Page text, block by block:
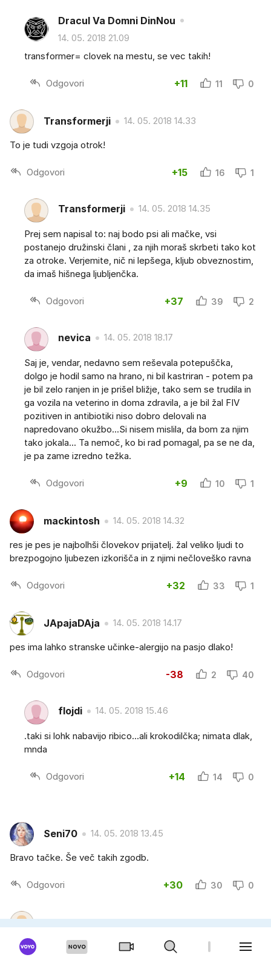
Dracul Va Domni DinNou
14. 05. 2018 21.09
transformer= clovek na mestu, se vec takih!
Odgovori +11 11 0
Transformerji 14. 05. 2018 14.33
To je tudi vzgoja otrok!
Odgovori +15 16 1
Transformerji 14. 05. 2018 14.35
Prej sem napisal to: naj bodo psi ali mačke, vsi
postanejo družinski člani , za njih moraš skrbeti tako kot
za otroke. Verjemite, nič ni lepšega, kljub obveznostim,
da imaš hišnega ljubljenčka.
Odgovori +37 39 2
nevica 14. 05. 2018 18.17
Saj je, vendar, nedavno sem reševala potepuščka,
dolgo je hodil samo na hrano, ni bil kastriran - potem pa
je bil zelo ranjen in je prišel bližje, tako sem se trudila in
ga vozila na veterino in doma zdravila, a je bil žal FIV
pozitiven in antibiotiki niso dobro delovali na
napredovano okužbo...Si nisem mislila, da bom za njim
tako jokala... Ta nemoč, ko bi rad pomagal, pa se ne da,
je pa zame izredno težka.
Odgovori +9 10 1
mackintosh 14. 05. 2018 14.32
res je pes je najbolhši človekov prijatelj. žal veliko ljudi to
brezpogojno ljubezen izkorišča in z njimi nečloveško ravna
Odgovori +32 33 1
JApajaDAja 14. 05. 2018 14.17
pes ima lahko stranske učinke-alergijo na pasjo dlako!
Odgovori -38 2 40
flojdi 14. 05. 2018 15.46
.taki si lohk nabavijo ribico...ali krokodilčka; nimata dlak,
mnda
Odgovori +14 14 0
Seni70 14. 05. 2018 13.45
Bravo tačke. Še več takih zgodb.
Odgovori +30 30 0
RONDO25 14. 05. 2018 13.30
Odkrivanje tople vode..se nadaljuje